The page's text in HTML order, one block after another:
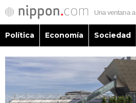
Política
Política Economía Sociedad